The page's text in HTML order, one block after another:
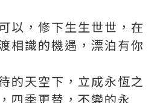
以，修下生生世世，在
相識的機遇，漂泊有你
的天空下，立成永恆之
四季更替，不變的永